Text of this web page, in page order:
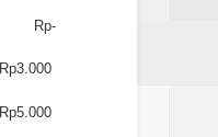
Rp-
Rp3.000
Rp5.000